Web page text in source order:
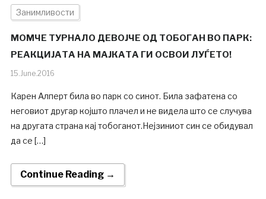
Занимливости
МОМЧЕ ТУРНАЛО ДЕВОЈЧЕ ОД ТОБОГАН ВО ПАРК:
РЕАКЦИЈАТА НА МАЈКАТА ГИ ОСВОИ ЛУЃЕТО!
15.June.2016
Карен Алперт била во парк со синот. Била зафатена со
неговиот другар којшто плачел и не видела што се случува
на другата страна кај тобоганот.Нејзиниот син се обидувал
да се […]
Continue Reading →